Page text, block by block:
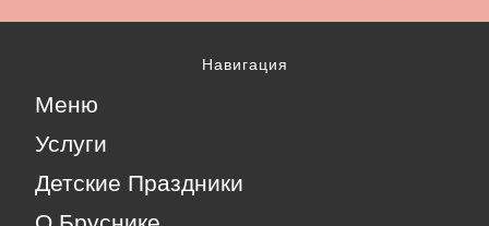
Навигация
Меню
Услуги
Детские Праздники